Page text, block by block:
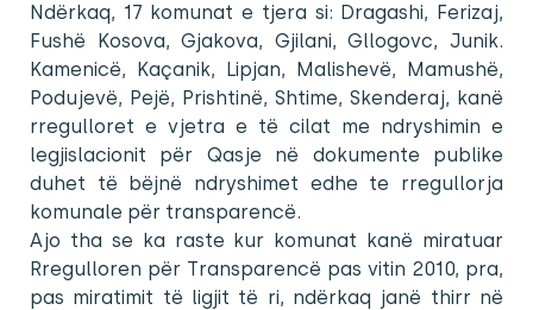
Ndërkaq, 17 komunat e tjera si: Dragashi, Ferizaj,
Fushë Kosova, Gjakova, Gjilani, Gllogovc, Junik.
Kamenicë, Kaçanik, Lipjan, Malishevë, Mamushë,
Podujevë, Pejë, Prishtinë, Shtime, Skenderaj, kanë
rregulloret e vjetra e të cilat me ndryshimin e
legjislacionit për Qasje në dokumente publike
duhet të bëjnë ndryshimet edhe te rregullorja
komunale për transparencë.
Ajo tha se ka raste kur komunat kanë miratuar
Rregulloren për Transparencë pas vitin 2010, pra,
pas miratimit të ligjit të ri, ndërkaq janë thirr në